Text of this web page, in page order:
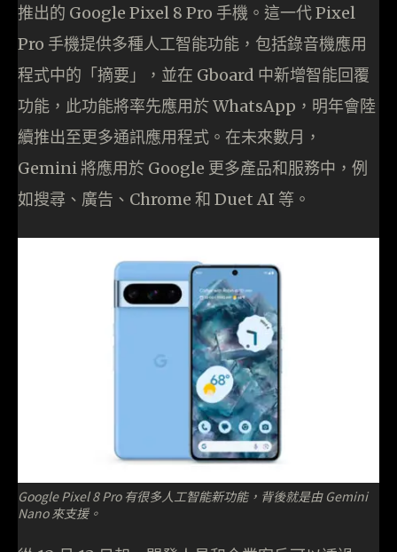
推出的 Google Pixel 8 Pro 手機。這一代 Pixel
Pro 手機提供多種人工智能功能，包括錄音機應用
程式中的「摘要」，並在 Gboard 中新增智能回覆
功能，此功能將率先應用於 WhatsApp，明年會陸
續推出至更多通訊應用程式。在未來數月，
Gemini 將應用於 Google 更多產品和服務中，例
如搜尋、廣告、Chrome 和 Duet AI 等。
Google Pixel 8 Pro 有很多人工智能新功能，背後就是由 Gemini
Nano 來支援。